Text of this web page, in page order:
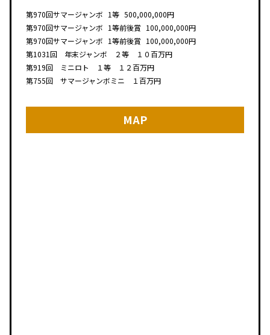
第970回サマージャンボ 1等 500,000,000円
第970回サマージャンボ 1等前後賞 100,000,000円
第970回サマージャンボ 1等前後賞 100,000,000円
第1031回 年末ジャンボ ２等 １０百万円
第919回 ミニロト １等 １２百万円
第755回 サマージャンボミニ １百万円
MAP